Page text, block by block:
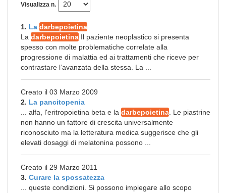
Visualizza n.
1. La darbepoietina
La darbepoietina Il paziente neoplastico si presenta
spesso con molte problematiche correlate alla
progressione di malattia ed ai trattamenti che riceve per
contrastare l’avanzata della stessa. La ...
Creato il 03 Marzo 2009
2. La pancitopenia
... alfa, l'eritropoietina beta e la darbepoietina . Le piastrine
non hanno un fattore di crescita universalmente
riconosciuto ma la letteratura medica suggerisce che gli
elevati dosaggi di melatonina possono ...
Creato il 29 Marzo 2011
3. Curare la spossatezza
... queste condizioni. Si possono impiegare allo scopo